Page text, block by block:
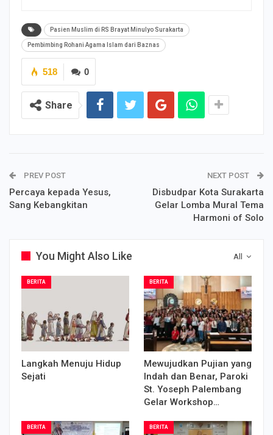
Pasien Muslim di RS Brayat Minulyo Surakarta
Pembimbing Rohani Agama Islam dari Baznas
0
518
Share
PREV POST
Percaya kepada Yesus,
Sang Kebangkitan
NEXT POST
Disbudpar Kota Surakarta
Gelar Lomba Mural Tema
Harmoni of Solo
All
You Might Also Like
BERITA
Langkah Menuju Hidup
Sejati
BERITA
Mewujudkan Pujian yang
Indah dan Benar, Paroki
St. Yoseph Palembang
Gelar Workshop…
BERITA BERITA